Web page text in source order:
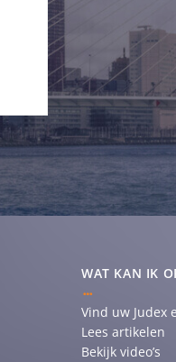
WAT KAN IK
Vind uw Judex
Lees artikelen
Bekijk video’s